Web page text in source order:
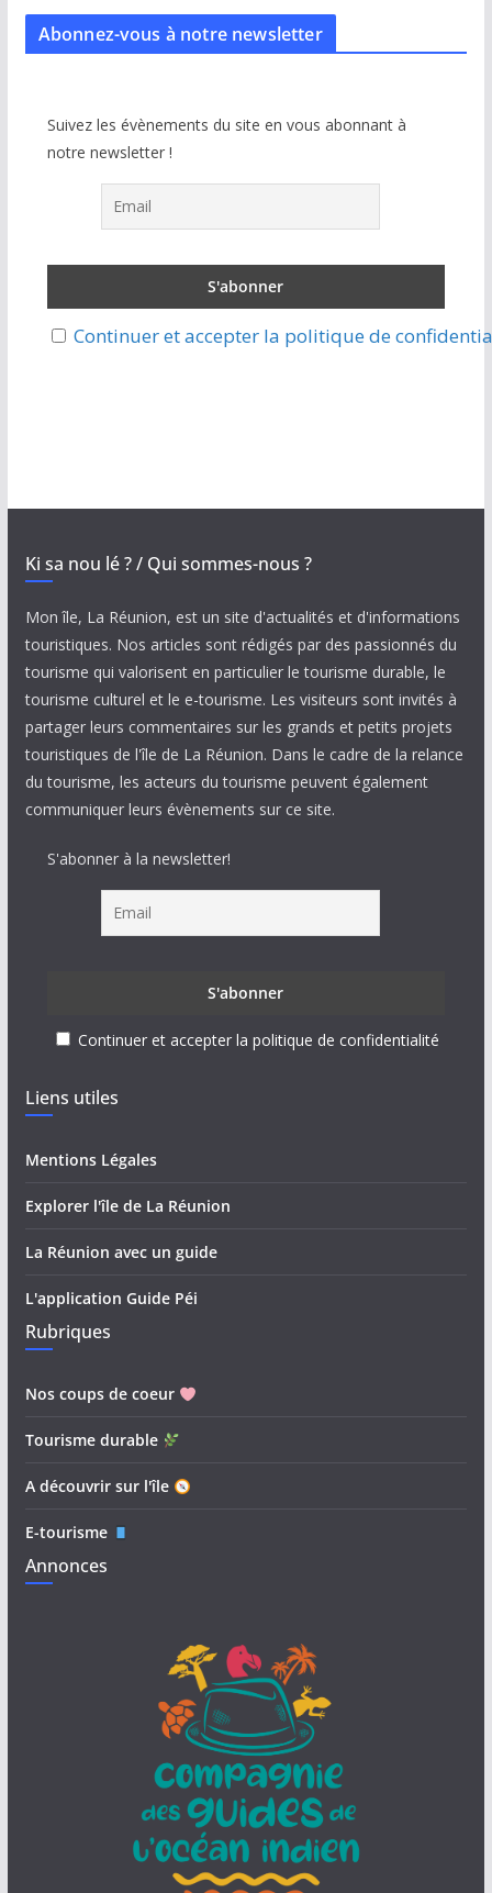
Abonnez-vous à notre newsletter
Suivez les évènements du site en vous abonnant à
notre newsletter !
Continuer et accepter la politique de
Ki sa nou lé ? / Qui sommes-nous ?
Mon île, La Réunion, est un site d'actualités et d'informations
touristiques. Nos articles sont rédigés par des passionnés du
tourisme qui valorisent en particulier le tourisme durable, le
tourisme culturel et le e-tourisme. Les visiteurs sont invités à
partager leurs commentaires sur les grands et petits projets
touristiques de l'île de La Réunion. Dans le cadre de la relance
du tourisme, les acteurs du tourisme peuvent également
communiquer leurs évènements sur ce site.
S'abonner à la newsletter!
Continuer et accepter la politique de confidentialité
Liens utiles
Mentions Légales
Explorer l'île de La Réunion
La Réunion avec un guide
L'application Guide Péi
Rubriques
Nos coups de coeur
Tourisme durable
A découvrir sur l'île
E-tourisme
Annonces